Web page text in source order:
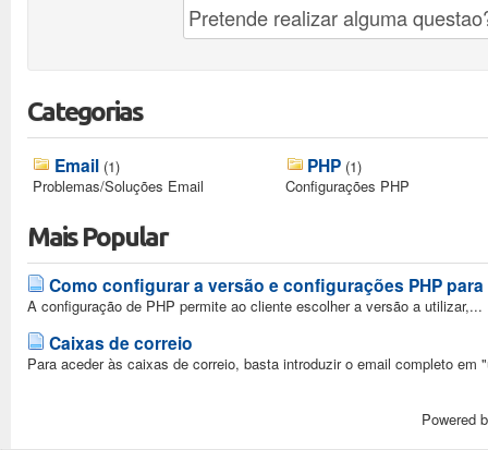
Categorias
Email (1)
Problemas/Soluções Email
PHP (1)
Configurações PHP
Mais Popular
Como configurar a versão e configurações PHP
A configuração de PHP permite ao cliente escolher a versão a utilizar,...
Caixas de correio
Para aceder às caixas de correio, basta introduzir o email completo em
Powered